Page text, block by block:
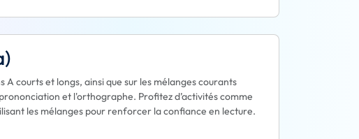
A courts et longs, ainsi que sur les mélanges courants
prononciation et l'orthographe. Profitez d’activités comme
les mélanges pour renforcer la confiance en lecture.